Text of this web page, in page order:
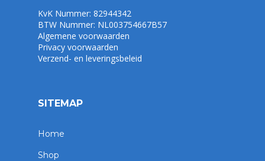
KvK Nummer: 82944342
BTW Nummer: NL003754667B57
Algemene voorwaarden
Privacy voorwaarden
Verzend- en leveringsbeleid
SITEMAP
Home
Shop